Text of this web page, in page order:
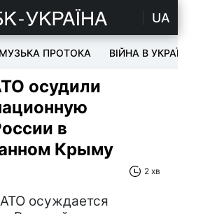
UA
ПРОТОКА ВІЙНА В УКРАЇНІ
осудили
в
Крыму
2 хв
осуждается